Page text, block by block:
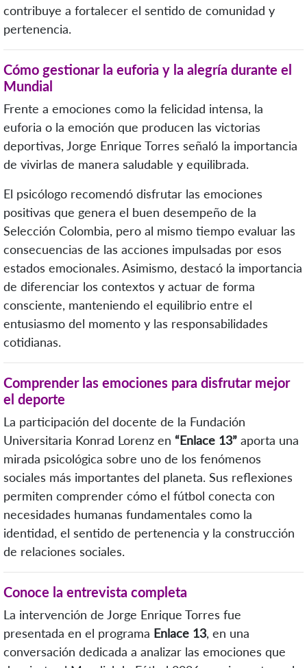
contribuye a fortalecer el sentido de comunidad y
pertenencia.
Cómo gestionar la euforia y la alegría durante el
Mundial
Frente a emociones como la felicidad intensa, la
euforia o la emoción que producen las victorias
deportivas, Jorge Enrique Torres señaló la importancia
de vivirlas de manera saludable y equilibrada.
El psicólogo recomendó disfrutar las emociones
positivas que genera el buen desempeño de la
Selección Colombia, pero al mismo tiempo evaluar las
consecuencias de las acciones impulsadas por esos
estados emocionales. Asimismo, destacó la importancia
de diferenciar los contextos y actuar de forma
consciente, manteniendo el equilibrio entre el
entusiasmo del momento y las responsabilidades
cotidianas.
Comprender las emociones para disfrutar mejor
el deporte
La participación del docente de la Fundación
Universitaria Konrad Lorenz en “Enlace 13” aporta una
mirada psicológica sobre uno de los fenómenos
sociales más importantes del planeta. Sus reflexiones
permiten comprender cómo el fútbol conecta con
necesidades humanas fundamentales como la
identidad, el sentido de pertenencia y la construcción
de relaciones sociales.
Conoce la entrevista completa
La intervención de Jorge Enrique Torres fue
presentada en el programa Enlace 13, en una
conversación dedicada a analizar las emociones que